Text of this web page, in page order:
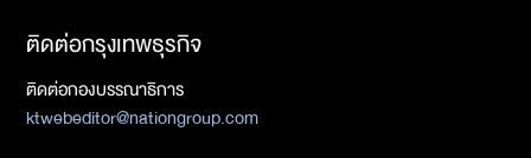
ติดต่อกรุงเทพธุรกิจ
ติดต่อกองบรรณาธิการ
ktwebeditor@nationgroup.com